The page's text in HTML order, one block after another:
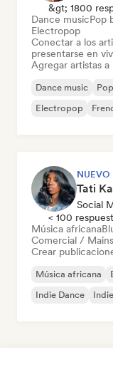
&gt; 1800
Dance musicPop
Electropop
Conectar a los
presentarse en
Agregar artistas
Dance music
Electropop
NUEVO
Tati
Social
< 100
Música africana
Comercial /
Crear
Música africana
Indie Dance